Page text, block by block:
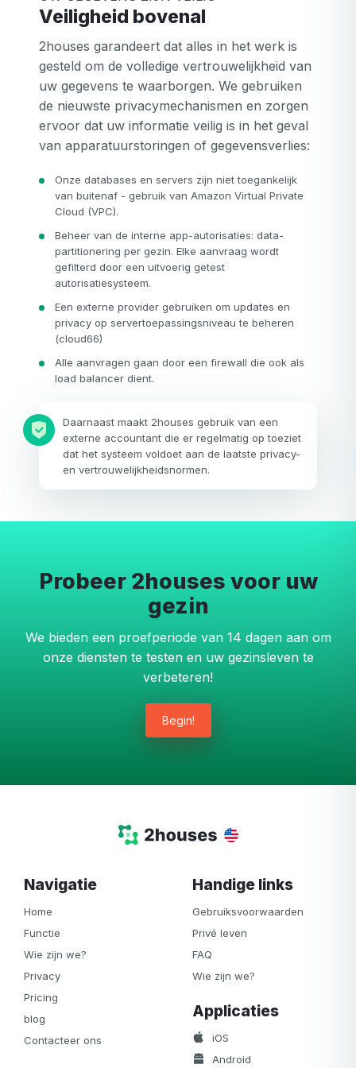
Veiligheid bovenal
2houses garandeert dat alles in het werk is
gesteld om de volledige vertrouwelijkheid van
uw gegevens te waarborgen. We gebruiken
de nieuwste privacymechanismen en zorgen
ervoor dat uw informatie veilig is in het geval
van apparatuurstoringen of gegevensverlies:
Onze databases en servers zijn niet toegankelijk
van buitenaf - gebruik van Amazon Virtual Private
Cloud (VPC).
Beheer van de interne app-autorisaties: data-
partitionering per gezin. Elke aanvraag wordt
gefilterd door een uitvoerig getest
autorisatiesysteem.
Een externe provider gebruiken om updates en
privacy op servertoepassingsniveau te beheren
(cloud66)
Alle aanvragen gaan door een firewall die ook als
load balancer dient.
Daarnaast maakt 2houses gebruik van een
externe accountant die er regelmatig op toeziet
dat het systeem voldoet aan de laatste privacy-
en vertrouwelijkheidsnormen.
Probeer 2houses voor uw
gezin
We bieden een proefperiode van 14 dagen aan om
onze diensten te testen en uw gezinsleven te
verbeteren!
Begin!
Navigatie
Home
Functie
Wie zijn we?
Privacy
Pricing
blog
Contacteer ons
Handige links
Gebruiksvoorwaarden
Privé leven
FAQ
Wie zijn we?
Applicaties
iOS
Android